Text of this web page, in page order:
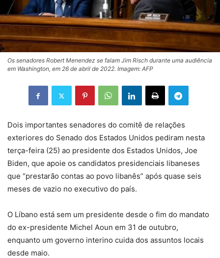
Os senadores Robert Menendez se falam Jim Risch durante uma audiência
em Washington, em 26 de abril de 2022. Imagem: AFP
Dois importantes senadores do comitê de relações
exteriores do Senado dos Estados Unidos pediram nesta
terça-feira (25) ao presidente dos Estados Unidos, Joe
Biden, que apoie os candidatos presidenciais libaneses
que “prestarão contas ao povo libanês” após quase seis
meses de vazio no executivo do país.
O Líbano está sem um presidente desde o fim do mandato
do ex-presidente Michel Aoun em 31 de outubro,
enquanto um governo interino cuida dos assuntos locais
desde maio.